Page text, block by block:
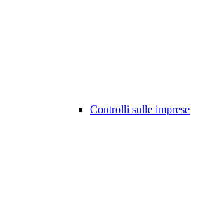
Controlli sulle imprese